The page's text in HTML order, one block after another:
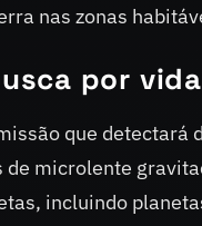
nas zonas
por vida
que
microlente
incluindo